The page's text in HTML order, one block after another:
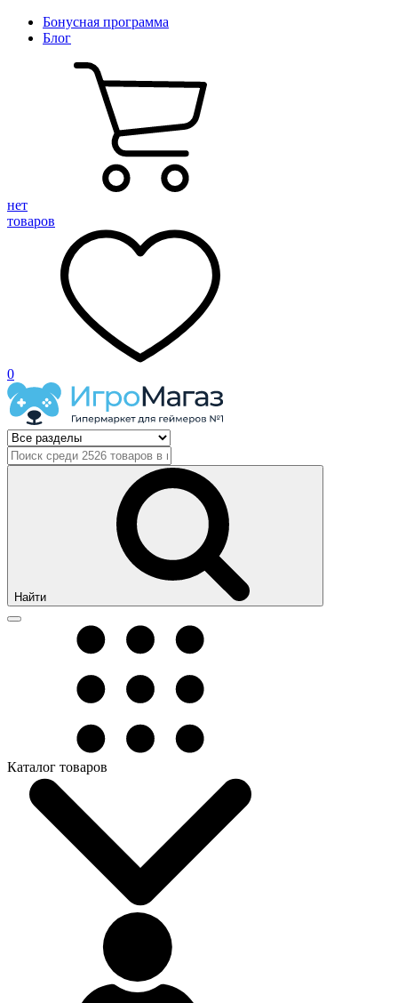
Бонусная программа
Блог
нет
товаров
0
Найти
Каталог товаров